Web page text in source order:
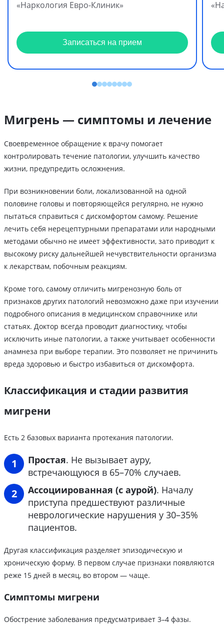
«Наркология Евро-Клиник»
Записаться на прием
Мигрень — симптомы и лечение
Своевременное обращение к врачу помогает
контролировать течение патологии, улучшить качество
жизни, предупредить осложнения.
При возникновении боли, локализованной на одной
половине головы и повторяющейся регулярно, не нужно
пытаться справиться с дискомфортом самому. Решение
лечить себя нерецептурными препаратами или народными
методами обычно не имеет эффективности, зато приводит к
высокому риску дальнейшей нечувствительности организма
к лекарствам, побочным реакциям.
Кроме того, самому отличить мигренозную боль от
признаков других патологий невозможно даже при изучении
подробного описания в медицинском справочнике или
статьях. Доктор всегда проводит диагностику, чтобы
исключить иные патологии, а также учитывает особенности
анамнеза при выборе терапии. Это позволяет не причинить
вреда здоровью и быстро избавиться от дискомфорта.
Классификация и стадии развития
мигрени
Есть 2 базовых варианта протекания патологии.
Простая. Не вызывает ауру,
встречающуюся в 65–70% случаев.
Ассоциированная (с аурой). Началу
приступа предшествуют различные
неврологические нарушения у 30–35%
пациентов.
Другая классификация разделяет эпизодическую и
хроническую форму. В первом случае признаки появляются
реже 15 дней в месяц, во втором — чаще.
Симптомы мигрени
Обострение заболевания предусматривает 3–4 фазы.